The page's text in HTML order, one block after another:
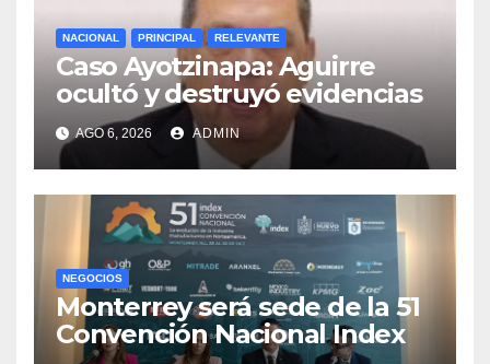
NACIONAL PRINCIPAL RELEVANTE
Caso Ayotzinapa: Aguirre
ocultó y destruyó evidencias
AGO 6, 2026 ADMIN
NEGOCIOS
Monterrey será sede de la 51
Convención Nacional Index